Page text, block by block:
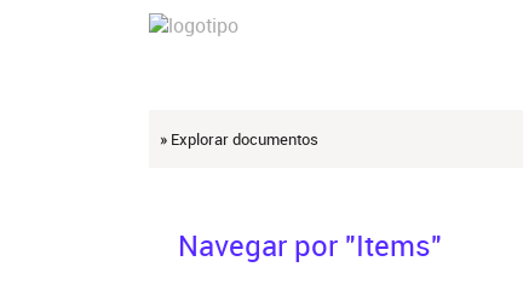
» Explorar documentos
Navegar por "Items"